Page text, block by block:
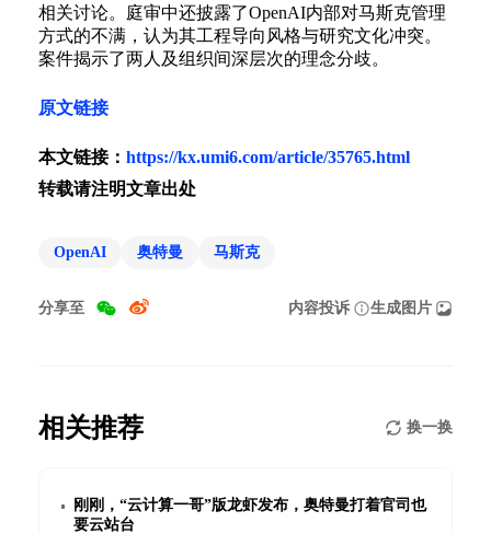
相关讨论。庭审中还披露了OpenAI内部对马斯克管理
方式的不满，认为其工程导向风格与研究文化冲突。
案件揭示了两人及组织间深层次的理念分歧。
原文链接
本文链接： https://kx.umi6.com/article/35765.html
转载请注明文章出处
OpenAI 奥特曼 马斯克
分享至 内容投诉 生成图片
相关推荐 换一换
刚刚，“云计算一哥”版龙虾发布，奥特曼打着官司也
要云站台